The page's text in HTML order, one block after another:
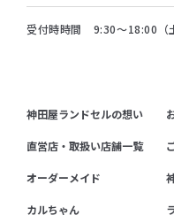
受付時時間 9:30～18:00（
神田屋ランドセルの想い
直営店・取扱い店舗一覧
オーダーメイド
カルちゃん